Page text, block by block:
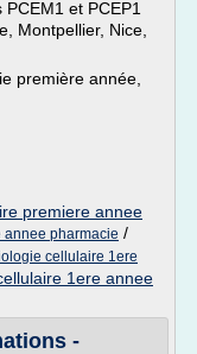
et PCEP1
Montpellier, Nice,
première année,
premiere annee
pharmacie /
cellulaire 1ere
1ere annee
-